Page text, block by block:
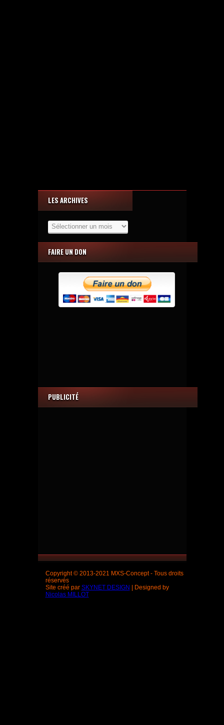
LES ARCHIVES
Archives
FAIRE UN DON
PUBLICITÉ
Copyright © 2013-2021 MXS-Concept - Tous droits
réservés
Site créé par SKYNET DESIGN
| Designed by
Nicolas MILLOT